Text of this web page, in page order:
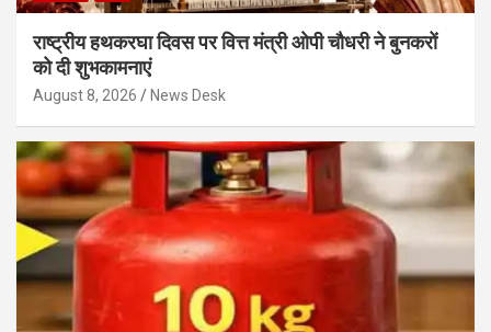
राष्ट्रीय हथकरघा दिवस पर वित्त मंत्री ओपी चौधरी ने बुनकरों
को दी शुभकामनाएं
August 8, 2026 News Desk